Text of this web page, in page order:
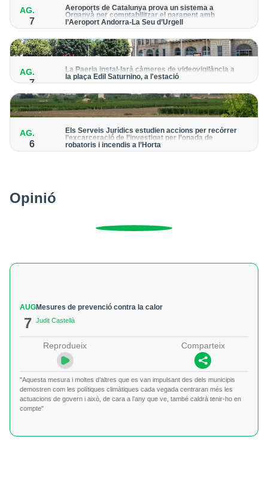
AG.
7
Aeroports de Catalunya prova un sistema a
Organyà per comptabilitzar el parapent amb
l’Aeroport Andorra-La Seu d’Urgell
mòbil per donar pas als avions amb vols instrumentals
AG.
7
La Paeria instal·larà càmeres de videovigilància a
la plaça Edil Saturnino, a l'estació
AG.
6
Els Serveis Jurídics estudien accions per recórrer
l’excarceració de l’investigat per l’onada de
robatoris i incendis a l’Horta
Opinió
AUG
7
Mesures de prevenció contra la calor
Judit Castellà
Reprodueix Comparteix
"Aquesta mesura i moltes d’altres que es van impulsant des dels municipis
demostren com les polítiques climàtiques cada vegada centraran més les
actuacions de govern i això, de cara a l’any que ve, també caldrà tenir-ho en
compte"